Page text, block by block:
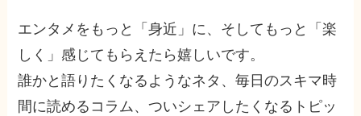
エンタメをもっと「身近」に、そしてもっと「楽
しく」感じてもらえたら嬉しいです。
誰かと語りたくなるようなネタ、毎日のスキマ時
間に読めるコラム、ついシェアしたくなるトピッ